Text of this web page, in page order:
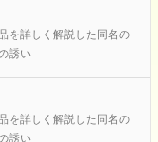
を詳しく解説した同名の
誘い
を詳しく解説した同名の
誘い